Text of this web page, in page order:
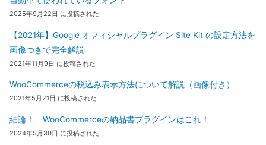
2025年9月22日 に投稿された
【2021年】Google オフィシャルプラグイン Site Kit の設定方法を
画像つきで完全解説
2021年11月9日 に投稿された
WooCommerceの税込み表示方法について解説（画像付き）
2021年5月21日 に投稿された
結論！ WooCommerceの納品書プラグインはこれ！
2024年5月30日 に投稿された